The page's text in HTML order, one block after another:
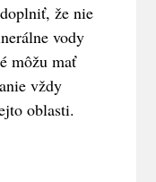
že nie
vody
môžu mať
vždy
oblasti.